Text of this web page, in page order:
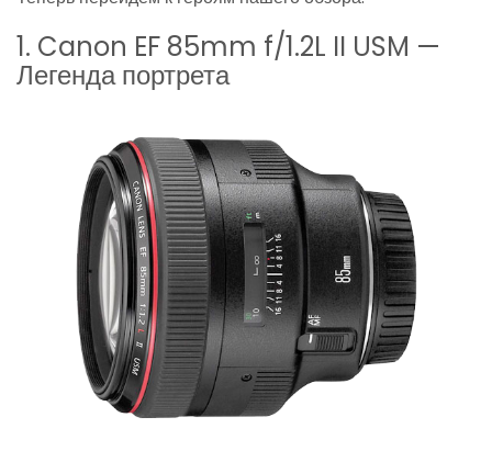
1. Canon EF 85mm f/1.2L II USM —
Легенда портрета